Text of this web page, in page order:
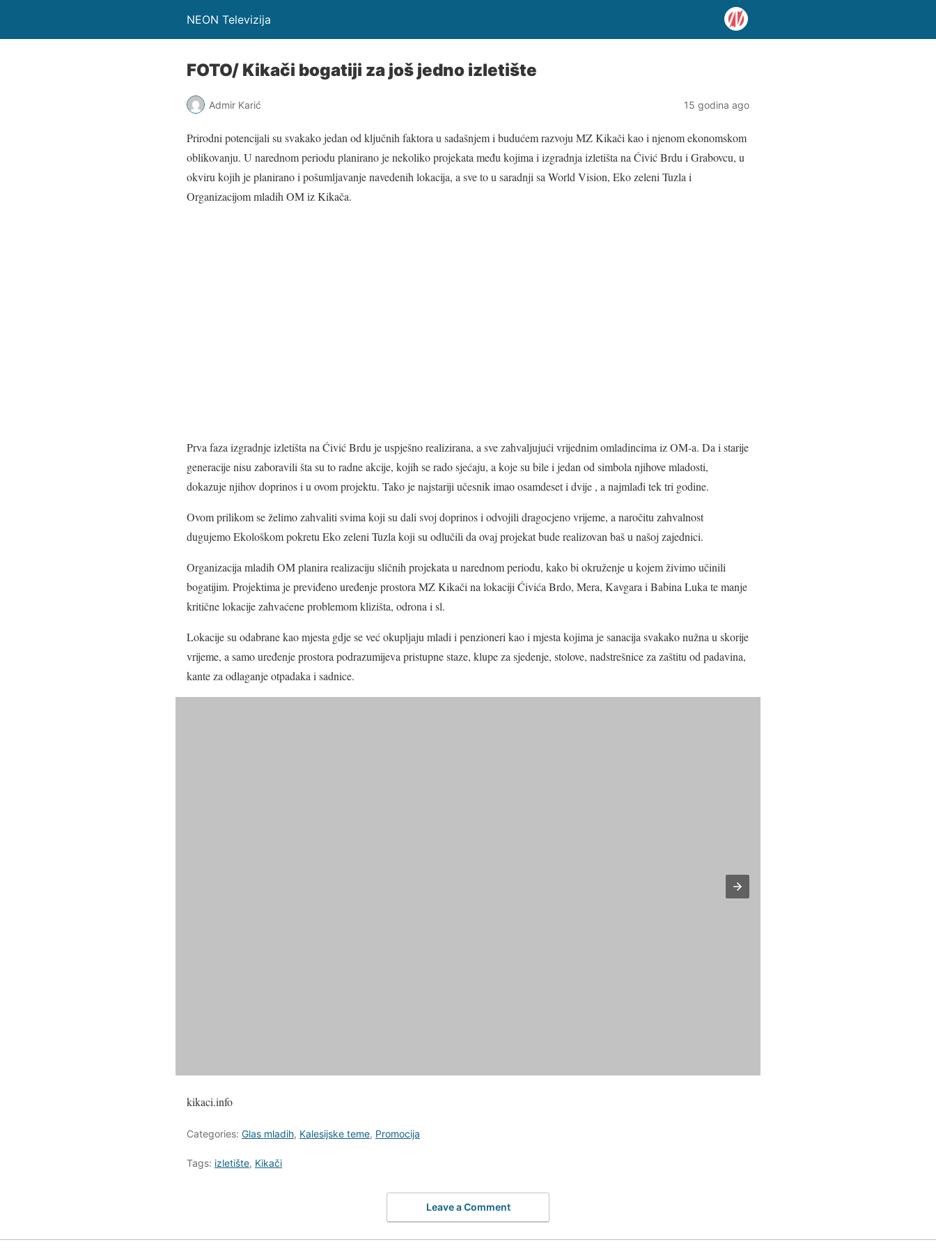
NEON Televizija
FOTO/ Kikači bogatiji za još jedno izletište
Admir Karić 15 godina ago
Prirodni potencijali su svakako jedan od ključnih faktora u sadašnjem i budućem razvoju MZ Kikači kao i njenom ekonomskom
oblikovanju. U narednom periodu planirano je nekoliko projekata među kojima i izgradnja izletišta na Ćivić Brdu i Grabovcu, u
okviru kojih je planirano i pošumljavanje navedenih lokacija, a sve to u saradnji sa World Vision, Eko zeleni Tuzla i
Organizacijom mladih OM iz Kikača.
Prva faza izgradnje izletišta na Ćivić Brdu je uspješno realizirana, a sve zahvaljujući vrijednim omladincima iz OM-a. Da i starije
generacije nisu zaboravili šta su to radne akcije, kojih se rado sjećaju, a koje su bile i jedan od simbola njihove mladosti,
dokazuje njihov doprinos i u ovom projektu. Tako je najstariji učesnik imao osamdeset i dvije , a najmlađi tek tri godine.
Ovom prilikom se želimo zahvaliti svima koji su dali svoj doprinos i odvojili dragocjeno vrijeme, a naročitu zahvalnost
dugujemo Ekološkom pokretu Eko zeleni Tuzla koji su odlučili da ovaj projekat bude realizovan baš u našoj zajednici.
Organizacija mladih OM planira realizaciju sličnih projekata u narednom periodu, kako bi okruženje u kojem živimo učinili
bogatijim. Projektima je previđeno uređenje prostora MZ Kikači na lokaciji Ćivića Brdo, Mera, Kavgara i Babina Luka te manje
kritične lokacije zahvaćene problemom klizišta, odrona i sl.
Lokacije su odabrane kao mjesta gdje se već okupljaju mladi i penzioneri kao i mjesta kojima je sanacija svakako nužna u skorije
vrijeme, a samo uređenje prostora podrazumijeva pristupne staze, klupe za sjedenje, stolove, nadstrešnice za zaštitu od padavina,
kante za odlaganje otpadaka i sadnice.
kikaci.info
Categories: Glas mladih, Kalesijske teme, Promocija
Tags: izletište, Kikači
Leave a Comment